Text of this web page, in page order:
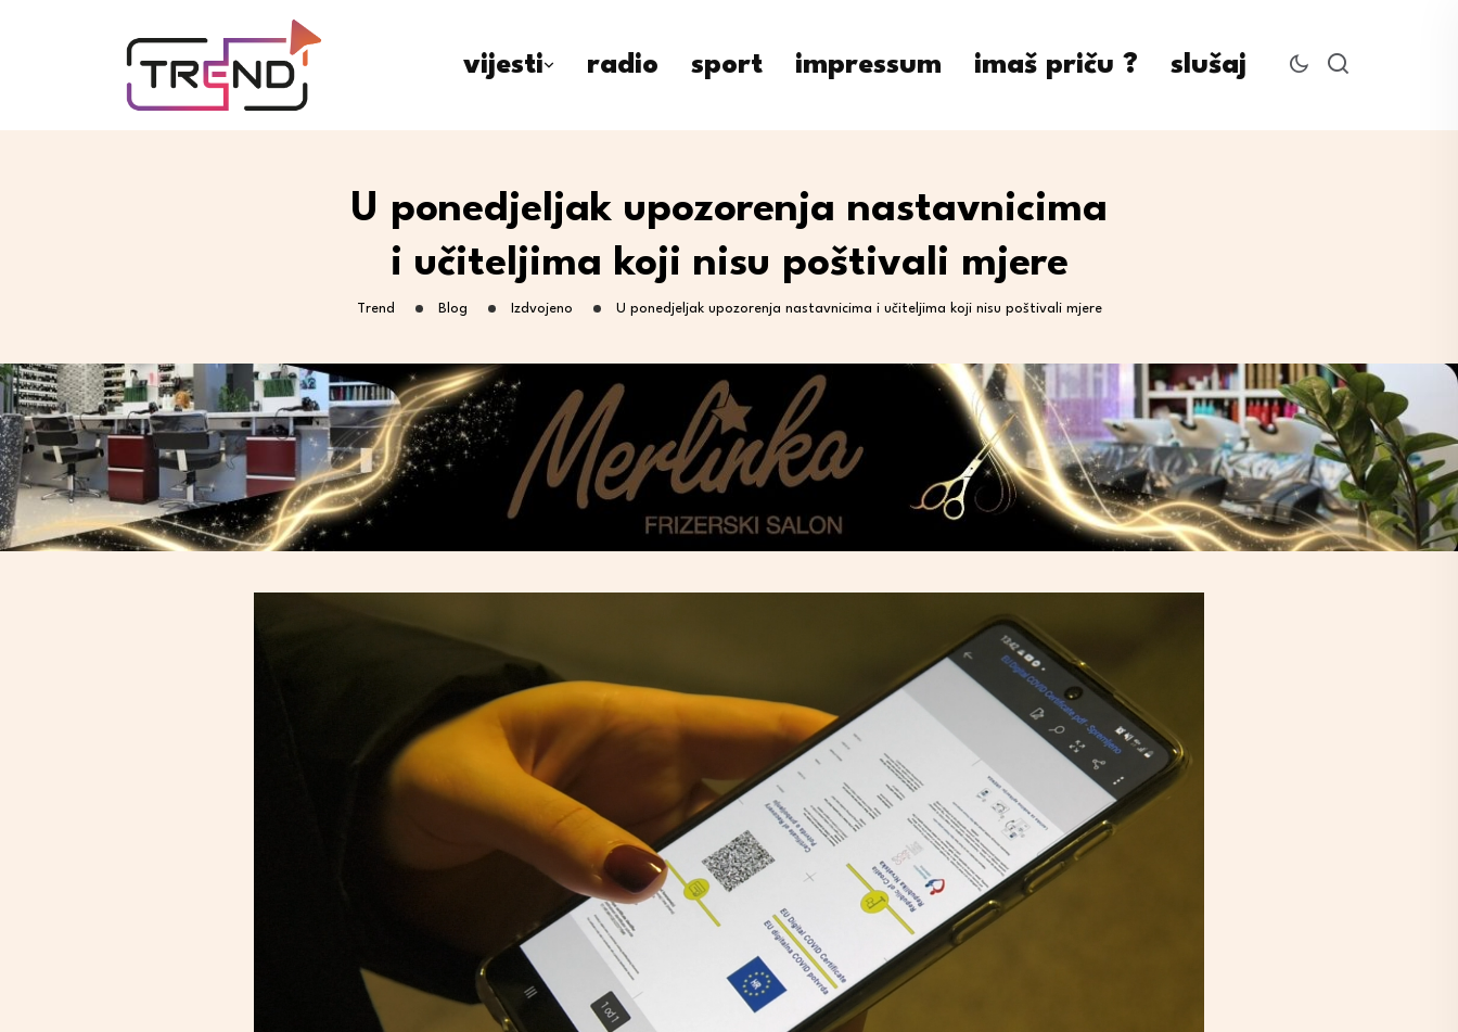
vijesti radio sport impressum imaš priču ? slušaj
U ponedjeljak upozorenja nastavnicima
i učiteljima koji nisu poštivali mjere
Trend Blog Izdvojeno U ponedjeljak upozorenja nastavnicima i učiteljima koji nisu poštivali mjere